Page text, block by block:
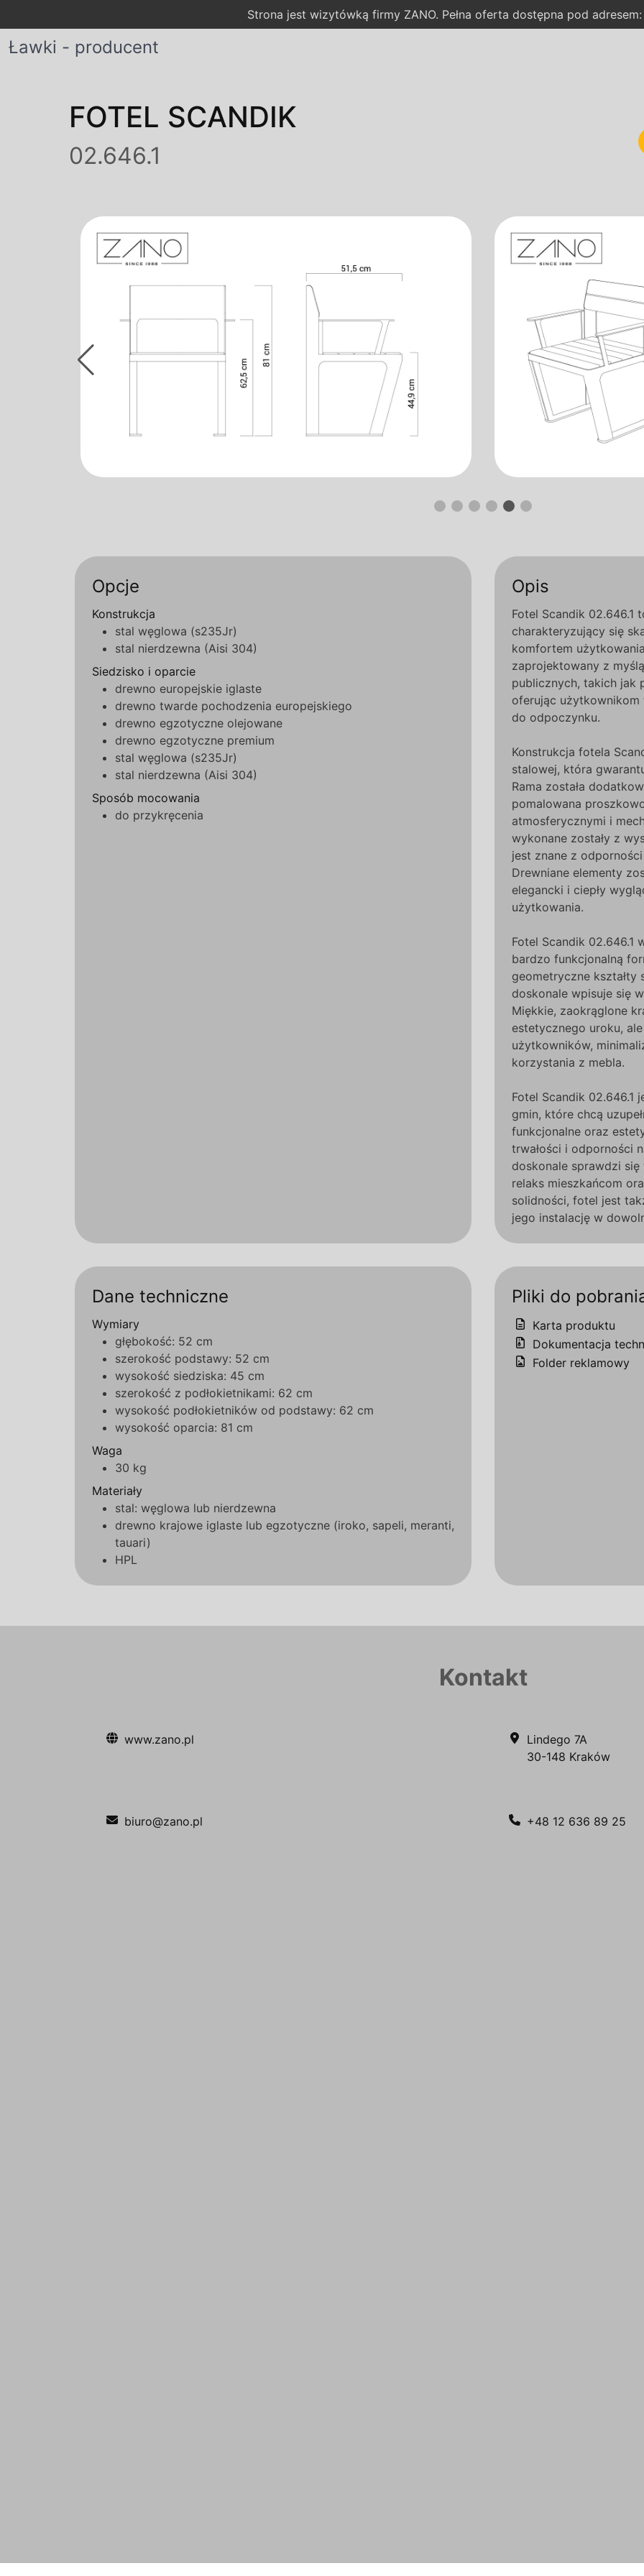
Strona jest wizytówką firmy ZANO. Pełna oferta dostępna pod adresem:
Ławki - producent
FOTEL SCANDIK
02.646.1
Opcje
Konstrukcja
stal węglowa (s235Jr)
stal nierdzewna (Aisi 304)
Siedzisko i oparcie
drewno europejskie iglaste
drewno twarde pochodzenia europejskiego
drewno egzotyczne olejowane
drewno egzotyczne premium
stal węglowa (s235Jr)
stal nierdzewna (Aisi 304)
Sposób mocowania
do przykręcenia
Opis
Fotel Scandik 02.646.1
charakteryzujący się
komfortem
zaprojektowany z
publicznych, takich jak
oferując
do odpoczynku.
Konstrukcja fotela
stalowej, która
Rama została
pomalowana
atmosferycznymi i
wykonane zostały z
jest znane z
Drewniane elementy
elegancki i ciepły
użytkowania.
Fotel Scandik 02.646.1
bardzo funkcjonalną
geometryczne kształty
doskonale wpisuje się
Miękkie, zaokrąglone
estetycznego uroku,
użytkowników,
korzystania z mebla.
Fotel Scandik 02.646.1
gmin, które chcą
funkcjonalne oraz
trwałości i odporności
doskonale sprawdzi
relaks mieszkańcom
solidności, fotel jest
jego instalację w
Dane techniczne
Wymiary
głębokość: 52 cm
szerokość podstawy: 52 cm
wysokość siedziska: 45 cm
szerokość z podłokietnikami: 62 cm
wysokość podłokietników od podstawy: 62 cm
wysokość oparcia: 81 cm
Waga
30 kg
Materiały
stal: węglowa lub nierdzewna
drewno krajowe iglaste lub egzotyczne (iroko, sapeli, meranti,
tauari)
HPL
Pliki do
Karta produktu
Dokumentacja
Folder reklamowy
Kontakt
www.zano.pl
Lindego 7A
30-148 Kraków
biuro@zano.pl +48 12 636 89 25